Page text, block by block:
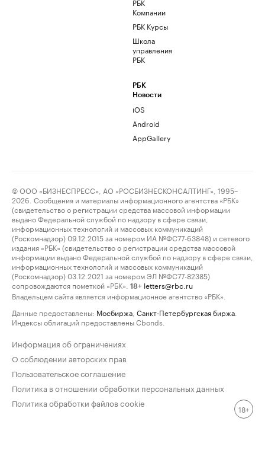
Компании
РБК Курсы
Школа
управления
РБК
РБК
Новости
iOS
Android
AppGallery
© ООО «БИЗНЕСПРЕСС», АО «РОСБИЗНЕСКОНСАЛТИНГ», 1995–
2026. Сообщения и материалы информационного агентства «РБК»
(свидетельство о регистрации средства массовой информации
выдано Федеральной службой по надзору в сфере связи,
информационных технологий и массовых коммуникаций
(Роскомнадзор) 09.12.2015 за номером ИА №ФС77-63848) и сетевого
издания «РБК» (свидетельство о регистрации средства массовой
информации выдано Федеральной службой по надзору в сфере связи,
информационных технологий и массовых коммуникаций
(Роскомнадзор) 03.12.2021 за номером ЭЛ №ФС77-82385)
сопровождаются пометкой «РБК».
18+ letters@rbc.ru
Владельцем сайта является информационное агентство «РБК».
Данные предоставлены: Мосбиржа Санкт-Петербургская биржа
Индексы облигаций предоставлены Cbonds.
Информация об ограничениях
О соблюдении авторских прав
Пользовательское соглашение
Политика в отношении обработки персональных данных
Политика обработки файлов cookie
18+